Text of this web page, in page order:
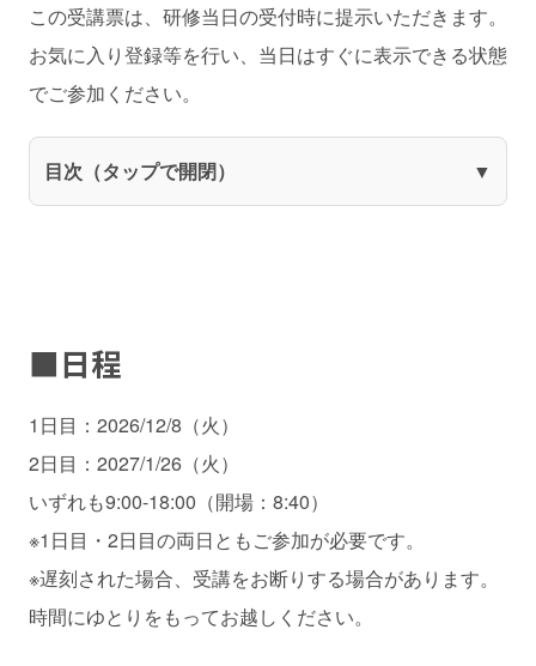
この受講票は、研修当日の受付時に提示いただきます。
お気に入り登録等を行い、当日はすぐに表示できる状態
でご参加ください。
目次（タップで開閉）
■日程
1日目：2026/12/8（火）
2日目：2027/1/26（火）
いずれも9:00-18:00（開場：8:40）
※1日目・2日目の両日ともご参加が必要です。
※遅刻された場合、受講をお断りする場合があります。
時間にゆとりをもってお越しください。